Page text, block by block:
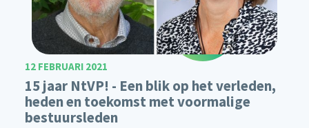
12 FEBRUARI 2021
15 jaar NtVP! - Een blik op het verleden,
heden en toekomst met voormalige
bestuursleden